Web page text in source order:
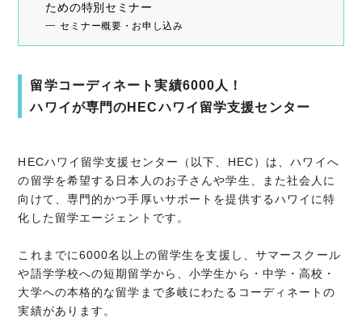
ための特別セミナー
セミナー概要・お申し込み
留学コーディネート実績6000人！
ハワイが専門のHECハワイ留学支援センター
HECハワイ留学支援センター（以下、HEC）は、ハワイへ
の留学を希望する日本人のお子さんや学生、また社会人に
向けて、専門的かつ手厚いサポートを提供するハワイに特
化した留学エージェントです。
これまでに6000名以上の留学生を支援し、サマースクール
や語学学校への短期留学から、小学生から・中学・高校・
大学への本格的な留学まで多岐にわたるコーディネートの
実績があります。